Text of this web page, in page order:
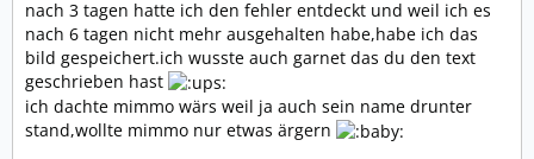
nach 3 tagen hatte ich den fehler entdeckt und weil ich es
nach 6 tagen nicht mehr ausgehalten habe,habe ich das
bild gespeichert.ich wusste auch garnet das du den text
geschrieben hast
ich dachte mimmo wärs weil ja auch sein name drunter
stand,wollte mimmo nur etwas ärgern